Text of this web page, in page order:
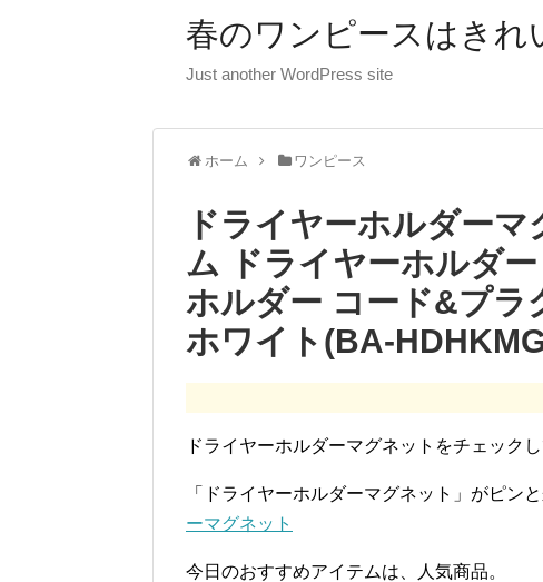
春のワンピースはきれ
Just another WordPress site
ホーム ワンピース
ドライヤーホルダー
ム ドライヤーホルダ
ホルダー コード&プラ
ホワイト(BA-
ドライヤーホルダーマグネットをチェックし
「ドライヤーホルダーマグネット」がピン
ーマグネット
今日のおすすめアイテムは、人気商品。